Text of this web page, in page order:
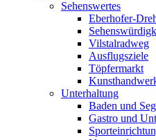
Sehenswertes
Eberhofer-
Vilstalradweg
Ausflugsziele
Töpfermarkt
Unterhaltung
Baden und
Gastro und